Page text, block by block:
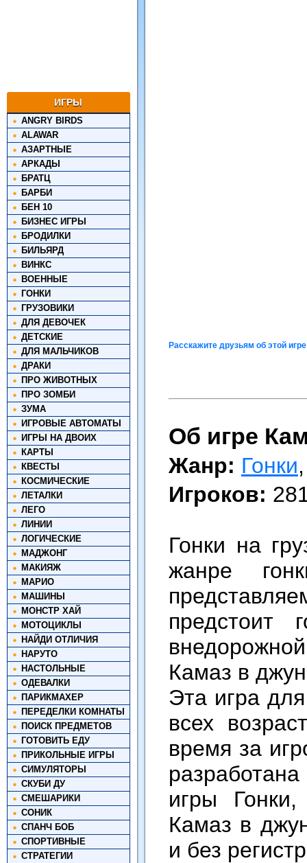
ИГРЫ
ANGRY BIRDS
ALAWAR
АЗАРТНЫЕ
АРКАДЫ
БРАТЦ
БАРБИ
БЕН 10
БИЗНЕС ИГРЫ
БРОДИЛКИ
БИЛЬЯРД
ВИНКС
ВОЕННЫЕ
ГОНКИ
ГРУЗОВИКИ
ДЛЯ ДЕВОЧЕК
ДЕТСКИЕ
ДЛЯ МАЛЬЧИКОВ
ДРАКИ
ПРО ЖИВОТНЫХ
ПРО ЗОМБИ
ЗУМА
ИГРОВЫЕ АВТОМАТЫ
ИГРЫ НА ДВОИХ
КАРТЫ
КВЕСТЫ
КОСМИЧЕСКИЕ
ЛЕТАЛКИ
ЛЕГО
ЛИНИИ
ЛОГИЧЕСКИЕ
МАДЖОНГ
МАКИЯЖ
МАРИО
МАШИНЫ
МОНСТР ХАЙ
МОТОЦИКЛЫ
НАЙДИ ОТЛИЧИЯ
НАРУТО
НАСТОЛЬНЫЕ
ОДЕВАЛКИ
ПАРИКМАХЕР
ПЕРЕДЕЛКИ КОМНАТЫ
ПОИСК ПРЕДМЕТОВ
ГОТОВИТЬ ЕДУ
ПРИКОЛЬНЫЕ ИГРЫ
СИМУЛЯТОРЫ
СКУБИ ДУ
СМЕШАРИКИ
СОНИК
СПАНЧ БОБ
СПОРТИВНЫЕ
СТРАТЕГИИ
Расскажите друзьям об этой игре
Об игре
Жанр: Гонки
Игроков:
Гонки на
жанре
предстоит
Камаз в
Эта игра
всех
время за
игры
Камаз в
и без